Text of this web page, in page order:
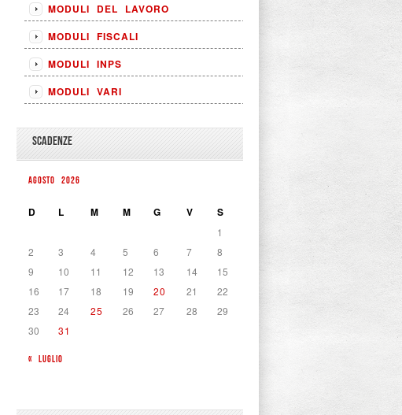
MODULI DEL LAVORO
MODULI FISCALI
MODULI INPS
MODULI VARI
SCADENZE
AGOSTO 2026
D L M M G V S
« LUGLIO
1
2
3 4 5 6 7
8
9
10 11 12 13 14
15
16
17 18 19 20 21
22
23
24 25 26 27 28
29
30
31